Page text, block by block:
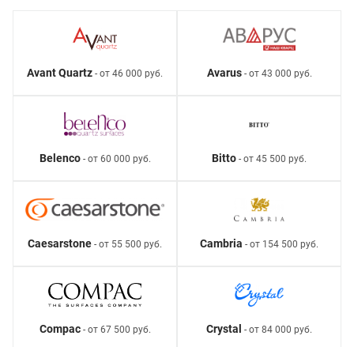
Avant Quartz - от 46 000 руб. Avarus- от 43 000 руб.
Belenco- от 60 000 руб. Bitto - от 45 500 руб.
Caesarstone - от 55 500 руб. Cambria - от 154 500 руб.
Compac- от 67 500 руб. Crystal - от 84 000 руб.